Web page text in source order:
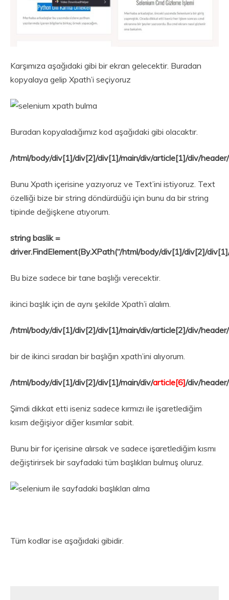
Karşımıza aşağıdaki gibi bir ekran gelecektir. Buradan
kopyalaya gelip Xpath’i seçiyoruz
Buradan kopyaladığımız kod aşağıdaki gibi olacaktır.
/html/body/div[1]/div[2]/div[1]/main/div/article[1]/div/
Bunu Xpath içerisine yazıyoruz ve Text’ini istiyoruz. Text
özelliği bize bir string döndürdüğü için bunu da bir string
tipinde değişkene atıyorum.
string baslik =
driver.FindElement(By.XPath(“/html/body/div[1]/div[2]/
Bu bize sadece bir tane başlığı verecektir.
ikinci başlık için de aynı şekilde Xpath’i alalım.
/html/body/div[1]/div[2]/div[1]/main/div/article[2]/div/
bir de ikinci sıradan bir başlığın xpath’ini alıyorum.
/html/body/div[1]/div[2]/div[1]/main/div/article[6]/div/
Şimdi dikkat etti iseniz sadece kırmızı ile işaretlediğim
kısım değişiyor diğer kısımlar sabit.
Bunu bir for içerisine alırsak ve sadece işaretlediğim kısmı
değiştirirsek bir sayfadaki tüm başlıkları bulmuş oluruz.
Tüm kodlar ise aşağıdaki gibidir.